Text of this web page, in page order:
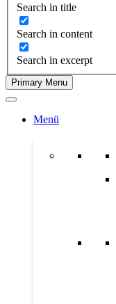
Search in title
Search in content
Search in excerpt
Primary Menu
Menü